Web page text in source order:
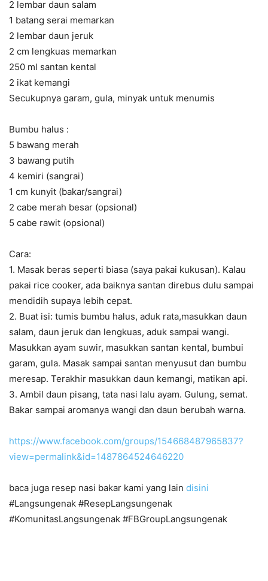
2 lembar daun salam
1 batang serai memarkan
2 lembar daun jeruk
2 cm lengkuas memarkan
250 ml santan kental
2 ikat kemangi
Secukupnya garam, gula, minyak untuk menumis
Bumbu halus :
5 bawang merah
3 bawang putih
4 kemiri (sangrai)
1 cm kunyit (bakar/sangrai)
2 cabe merah besar (opsional)
5 cabe rawit (opsional)
Cara:
1. Masak beras seperti biasa (saya pakai kukusan). Kalau
pakai rice cooker, ada baiknya santan direbus dulu sampai
mendidih supaya lebih cepat.
2. Buat isi: tumis bumbu halus, aduk rata,masukkan daun
salam, daun jeruk dan lengkuas, aduk sampai wangi.
Masukkan ayam suwir, masukkan santan kental, bumbui
garam, gula. Masak sampai santan menyusut dan bumbu
meresap. Terakhir masukkan daun kemangi, matikan api.
3. Ambil daun pisang, tata nasi lalu ayam. Gulung, semat.
Bakar sampai aromanya wangi dan daun berubah warna.
https://www.facebook.com/groups/154668487965837?
view=permalink&id=1487864524646220
baca juga resep nasi bakar kami yang lain disini
#Langsungenak #ResepLangsungenak
#KomunitasLangsungenak #FBGroupLangsungenak